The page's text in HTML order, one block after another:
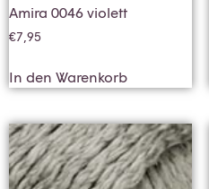
Amira 0046 violett
€7,95
In den Warenkorb